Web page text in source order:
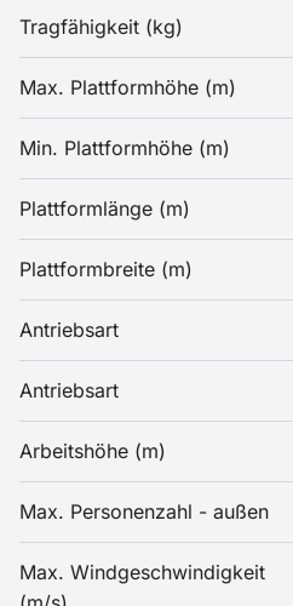
Tragfähigkeit (kg)
Max. Plattformhöhe (m)
Min. Plattformhöhe (m)
Plattformlänge (m)
Plattformbreite (m)
Antriebsart
Antriebsart
Arbeitshöhe (m)
Max. Personenzahl - außen
Max. Windgeschwindigkeit